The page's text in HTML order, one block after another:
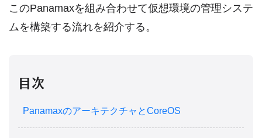
このPanamaxを組み合わせて仮想環境の管理システ
ムを構築する流れを紹介する。
目次
PanamaxのアーキテクチャとCoreOS